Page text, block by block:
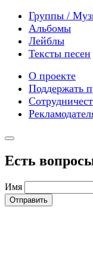
Группы /
Альбомы
Лейблы
Тексты песен
О проекте
Поддержать
Есть
Имя